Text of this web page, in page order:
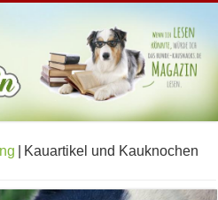
Kauartikel und Kauknochen